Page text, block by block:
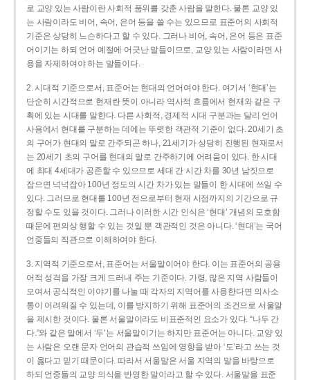
로 교양 있는 사람이란 사회적 품위를 갖춘 사람을 말한다. 물론 교양 있
는 사람이라도 비어, 속어, 은어 등을 쓸 수는 있으므로 표준어의 사회적
기준은 상당히 느슨하다고 할 수 있다. 그러나 비어, 속어, 은어 등은 표준
어이기는 하되 언어 예절에 어긋난 말들이므로, 교양 있는 사람이라면 사
용을 자제하여야 하는 말들이다.
2. 시대적 기준으로서, 표준어는 현대의 언어여야 한다. 여기서 ‘현대’는
단순히 시간적으로 현재란 뜻이 아니라 역사적 흐름에서 현재와 같은 구
획에 있는 시대를 말한다. 다른 사회적, 경제적 시대 구분과는 달리 언어
사용에서 현대를 구분하는 데에는 뚜렷한 객관적 기준이 없다. 20세기 초
의 구어가 현대의 말로 간주되곤 하나, 21세기가 상당히 진행된 현재로서
는 20세기 초의 구어를 현대의 말로 간주하기에 어려움이 있다. 한 시대
에 최대 4세대가 공존할 수 있으므로 세대 간 시간 차를 30년 남짓으로
잡으면 넉넉잡아 100년 정도의 시간 차가 있는 말들이 한 시대에 쓰일 수
있다. 그러므로 현대를 100년 전으로부터 현재 시점까지의 기간으로 규
정할 수도 있을 것이다. 그러나 이러한 시간 인식은 ‘현대’ 개념의 모호함
때문에 편의상 행할 수 있는 것일 뿐 객관적인 것은 아니다. ‘현대’는 국어
언중들의 직관으로 이해하여야 한다.
3. 지역적 기준으로서, 표준어는 서울말이어야 한다. 이는 표준어의 공용
어적 성격을 가장 크게 드러내 주는 기준이다. 가령, 많은 지역 사람들이
모여서 공식적인 이야기를 나눌 때 각자의 지역어를 사용한다면 의사소
통이 어려워질 수 있는데, 이를 방지하기 위해 표준어의 조건으로 서울말
을 제시한 것이다. 물론 서울말이라도 비표준적인 요소가 있다. “나두 간
다.”와 같은 말에서 ‘두’는 서울말이기는 하지만 표준어는 아니다. 교양 있
는 사람은 오랜 문자 언어의 관습적 쓰임에 영향을 받아 ‘도’라고 쓰는 것
이 옳다고 믿기 때문이다. 따라서 서울말은 서울 지역의 말을 바탕으로
하되 언중들의 교양 의식을 반영한 말이라고 할 수 있다. 서울말을 표준